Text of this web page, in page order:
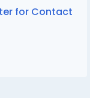
for Contact